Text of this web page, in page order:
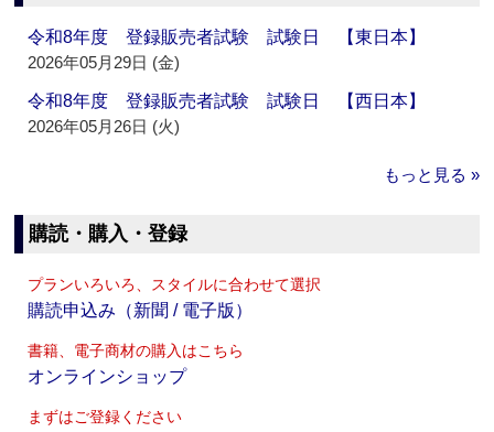
令和8年度 登録販売者試験 試験日 【東日本】
2026年05月29日 (金)
令和8年度 登録販売者試験 試験日 【西日本】
2026年05月26日 (火)
もっと見る »
購読・購入・登録
プランいろいろ、スタイルに合わせて選択
購読申込み（新聞 / 電子版）
書籍、電子商材の購入はこちら
オンラインショップ
まずはご登録ください